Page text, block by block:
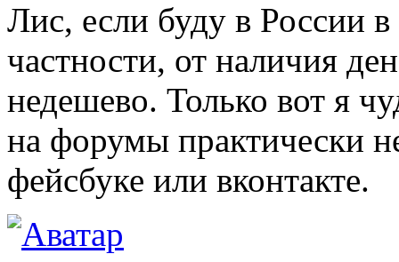
Лис, если буду в России в
частности, от наличия
недешево. Только вот я
на форумы практически
фейсбуке или вконтакте.